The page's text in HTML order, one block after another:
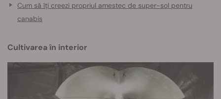
Cum să îți creezi propriul amestec de super-sol pentru
canabis
Cultivarea în interior